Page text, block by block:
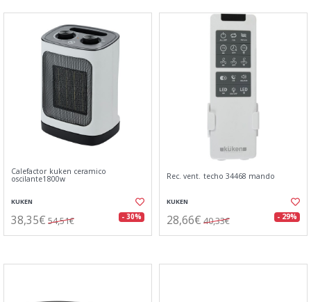
Calefactor kuken ceramico
oscilante1800w
KUKEN
38,35€ 54,51€ - 30%
Rec. vent. techo 34468 mando
KUKEN
28,66€ 40,33€ - 29%